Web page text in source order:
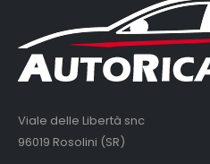
Viale delle Libertà snc
96019 Rosolini (SR)